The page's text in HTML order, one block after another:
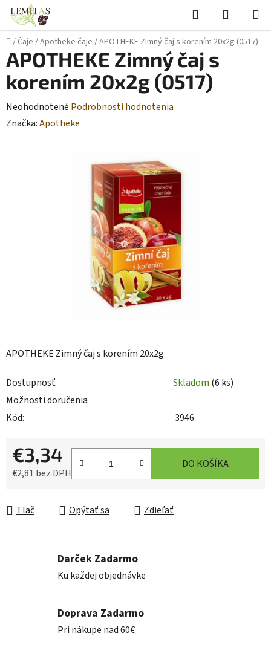
Prejsť
obsah
Hľadať
KOŠÍK
Domov
/Čaje/Apotheke čaje/APOTHEKE Zimný čaj s korením 20x2g (0517)
APOTHEKE Zimný čaj s korením 20x2g
Dostupnosť Skladom (6 ks)
Možnosti doručenia
Kód:
3946
€3,34
€2,81 bez DPH
DO KOŠÍKA
Tlač Opýtať sa Zdieľať
APOTHEKE Zimný čaj s
korením 20x2g (0517)
Priemerné
hodnotenie
Neohodnotené Podrobnosti hodnotenia
Značka:Apotheke
Darček Zadarmo
Ku každej objednávke
Doprava Zadarmo
Pri nákupe nad 60€